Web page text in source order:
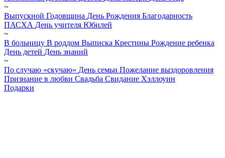
~
Выпускной Годовщина День Рождения Благодарность
ПАСХА День учителя Юбилей
~
В больницу В роддом Выписка Крестины Рождение ребенка
День детей День знаний
~
По случаю «скучаю» День семьи Пожелание выздоровления
Признание в любви Свадьба Свидание Хэллоуин
Подарки